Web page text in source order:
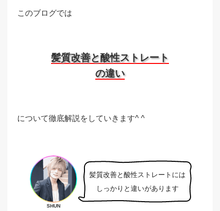
このブログでは
髪質改善と酸性ストレート
の違い
について徹底解説をしていきます^ ^
SHUN
髪質改善と酸性ストレートには
しっかりと違いがあります